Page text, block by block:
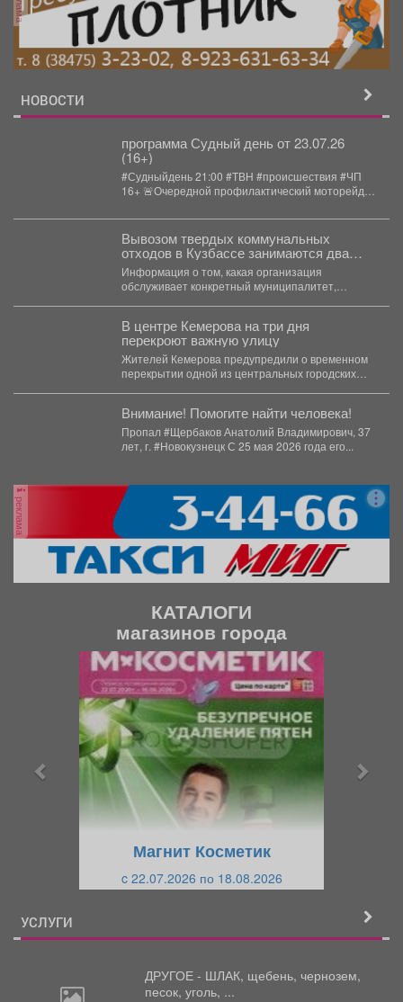
НОВОСТИ
программа Судный день от 23.07.26
(16+)
#Судныйдень 21:00 #ТВН #происшествия #ЧП
16+ 🚨Очередной профилактический моторейд
Вывозом твердых коммунальных
отходов в Кузбассе занимаются два
региональных оператора: «Чистый
Город Кемерово» (зона «Север») и
«ЭкоТек» (зона «Юг»).
Информация о том, какая организация
обслуживает конкретный муниципалитет,
В центре Кемерова на три дня
перекроют важную улицу
Жителей Кемерова предупредили о временном
перекрытии одной из центральных городских
Внимание! Помогите найти человека!
Пропал #Щербаков Анатолий Владимирович, 37
лет, г. #Новокузнецк С 25 мая 2026 года его...
реклама
КАТАЛОГИ
магазинов города
Магнит Косметик
c 22.07.2026 по 18.08.2026
УСЛУГИ
ДРУГОЕ - ШЛАК, щебень, чернозем,
песок, уголь, ...